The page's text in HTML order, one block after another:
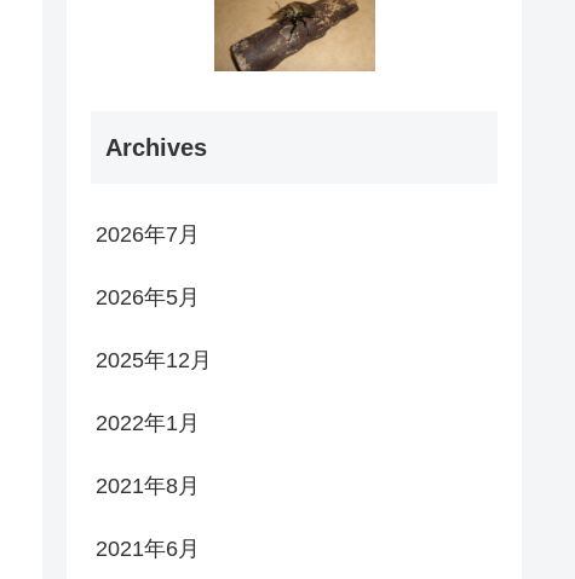
Archives
2026年7月
2026年5月
2025年12月
2022年1月
2021年8月
2021年6月